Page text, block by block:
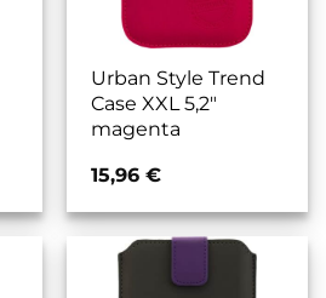
Urban Style Trend
Case XXL 5,2″
magenta
15,96 €